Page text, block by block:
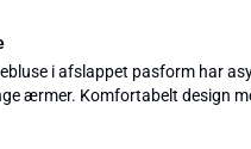
i afslappet pasform har
ærmer. Komfortabelt design